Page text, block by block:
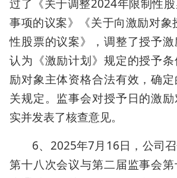
过了《关于调整2024年限制性
事项的议案》《关于向激励对象
性股票的议案》，调整了授予
认为《激励计划》规定的授予
励对象主体资格合法有效，确
关规定。监事会对授予日的激
实并发表了核查意见。
6、2025年7月16日，公司
第十八次会议与第二届监事会